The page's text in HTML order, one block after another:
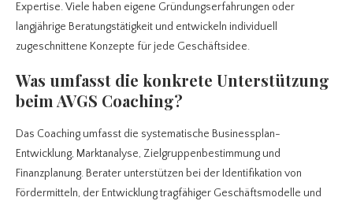
Expertise. Viele haben eigene Gründungserfahrungen oder
langjährige Beratungstätigkeit und entwickeln individuell
zugeschnittene Konzepte für jede Geschäftsidee.
Was umfasst die konkrete Unterstützung
beim AVGS Coaching?
Das Coaching umfasst die systematische Businessplan-
Entwicklung, Marktanalyse, Zielgruppenbestimmung und
Finanzplanung. Berater unterstützen bei der Identifikation von
Fördermitteln, der Entwicklung tragfähiger Geschäftsmodelle und